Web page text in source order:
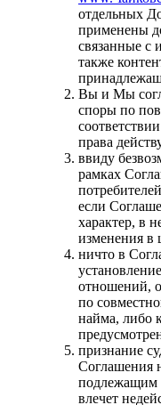
отдельных
применены
связанные с
также
Вы и Мы
споры по
права
ввиду
рамках
если
характер, в
изменения в
ничто в
отношений,
по
найма, либо
признание
Соглашения
подлежащим
влечет